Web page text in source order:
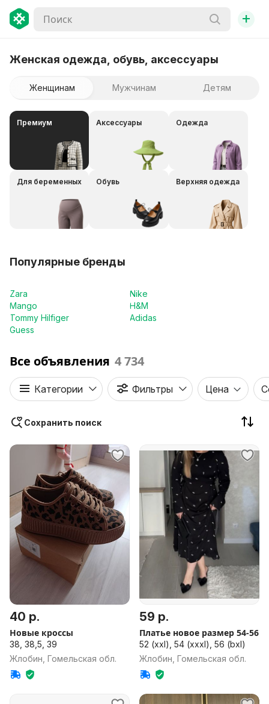
+
Женская одежда, обувь, аксессуары
Женщинам Мужчинам Детям
Премиум Аксессуары Одежда
Для беременных Обувь Верхняя одежда
Популярные бренды
Zara
Nike
Mango
H&M
Tommy Hilfiger
Adidas
Guess
Все объявления 4 734
Категории Фильтры Цена
Сохранить поиск
40 р.
Новые кроссы
38, 38,5, 39
Жлобин, Гомельская обл.
59 р.
Платье новое размер 54-56
52 (xxl), 54 (xxxl), 56 (bxl)
Жлобин, Гомельская обл.